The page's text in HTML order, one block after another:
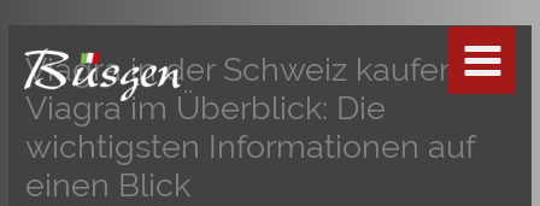
springen
Viagra in der Schweiz kaufen –
Viagra im Überblick: Die
wichtigsten Informationen auf
einen Blick